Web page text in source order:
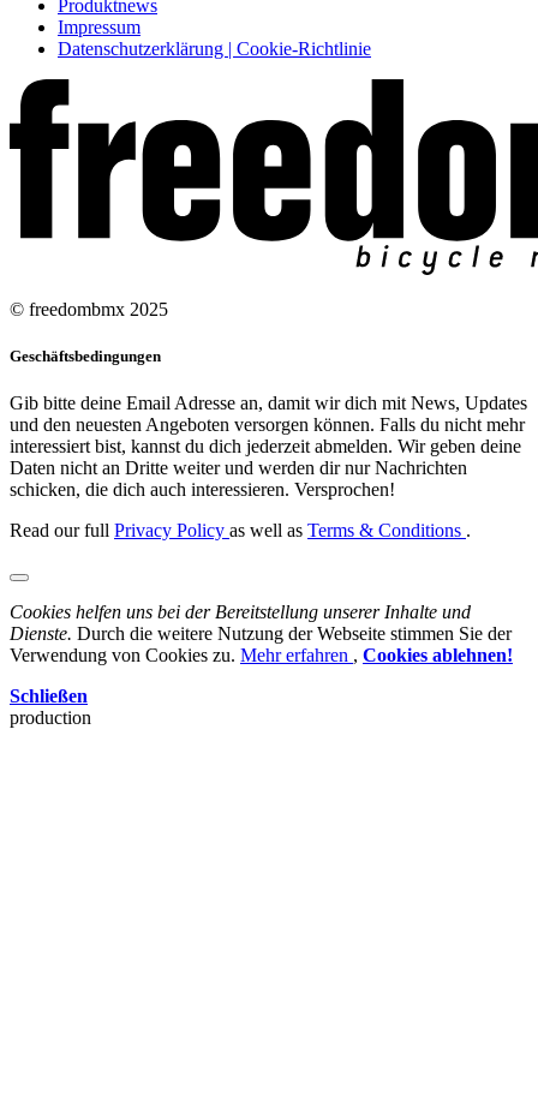
Produktnews
Impressum
Datenschutzerklärung | Cookie-Richtlinie
© freedombmx 2025
Geschäftsbedingungen
Gib bitte deine Email Adresse an, damit wir dich mit News, Updates
und den neuesten Angeboten versorgen können. Falls du nicht mehr
interessiert bist, kannst du dich jederzeit abmelden. Wir geben deine
Daten nicht an Dritte weiter und werden dir nur Nachrichten
schicken, die dich auch interessieren. Versprochen!
Read our full Privacy Policy as well as Terms & Conditions .
Cookies helfen uns bei der Bereitstellung unserer Inhalte und
Dienste. Durch die weitere Nutzung der Webseite stimmen Sie der
Verwendung von Cookies zu. Mehr erfahren , Cookies ablehnen!
Schließen
production